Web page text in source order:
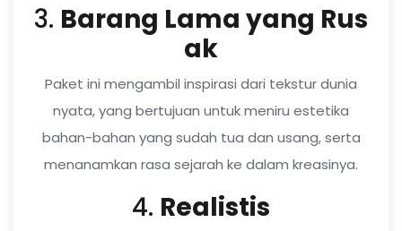
3. Barang Lama yang Rus
ak
Paket ini mengambil inspirasi dari tekstur dunia
nyata, yang bertujuan untuk meniru estetika
bahan-bahan yang sudah tua dan usang, serta
menanamkan rasa sejarah ke dalam kreasinya.
4. Realistis